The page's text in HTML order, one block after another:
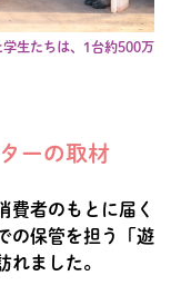
生たちは、1台約500万
ーの取材
費者のもとに届く
の保管を担う「遊
れました。